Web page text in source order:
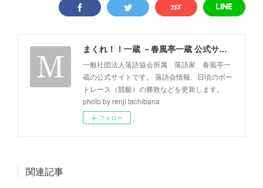
まくれ！！一蔵 －春風亭一蔵 公式サイト－
一般社団法人落語協会所属 落語家 春風亭一
蔵の公式サイトです。 落語会情報、日頃のボー
トレース（競艇）の勝敗などを更新します。
photo by renji tachibana
フォロー
関連記事